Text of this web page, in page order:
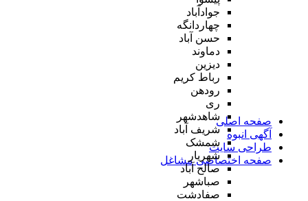
جوادآباد
چهاردانگه
حسن آباد
دماوند
دیزین
رباط کریم
رودهن
ری
شاهدشهر
شریف آباد
شمشک
شهریار
صالح آباد
صباشهر
صفادشت
صفحه اصلی
آگهی انبوه
طراحی سایت
صفحه اختصاصی مشاغل